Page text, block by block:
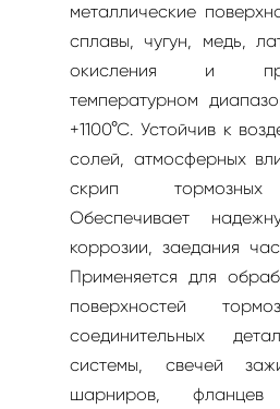
металлические
сплавы, чугун, медь,
окисления и
температурном
+1100°С. Устойчив к
солей, атмосферных
скрип тормозных
Обеспечивает
коррозии, заедания
Применяется для
поверхностей
соединительных
системы, свечей
шарниров,